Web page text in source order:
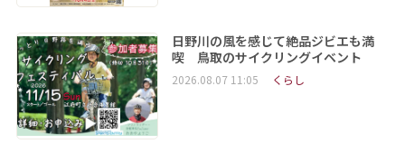
日野川の風を感じて絶品ジビエも満
喫 鳥取のサイクリングイベント
2026.08.07 11:05 くらし